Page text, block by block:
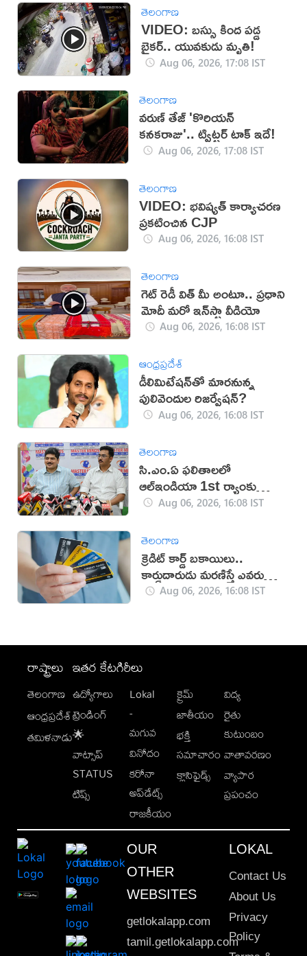
తెలంగాణ
VIDEO: బస్సు కింద పడ్డ
బైకర్.. యువకుడు మృతి!
Aug 06, 2026, 17:08 IST
తెలంగాణ
వరుణ్ తేజ్ 'కొరియన్
కనకరాజు'.. ట్విట్టర్ టాక్ ఇదే!
Aug 06, 2026, 17:08 IST
తెలంగాణ
VIDEO: భవిష్యత్ కార్యాచరణ
ప్రకటించిన CJP
Aug 06, 2026, 16:08 IST
తెలంగాణ
గెట్ రెడీ విత్ మీ అంటూ.. ప్రధాని
మోదీ మరో ఇన్‌స్టా వీడియో
Aug 06, 2026, 16:08 IST
ఆంధ్రప్రదేశ్
డీలిమిటేషన్‌తో మారనున్న
పులివెందుల రిజర్వేషన్?
Aug 06, 2026, 16:08 IST
తెలంగాణ
సి.ఎం.ఏ ఫలితాలలో
ఆల్ఇండియా 1st ర్యాంకు
సాధించిన మాస్టర్‌మైండ్స్
Aug 06, 2026, 16:08 IST
తెలంగాణ
క్రెడిట్ కార్డ్ బకాయిలు..
కార్డుదారుడు మరణిస్తే ఎవరు
చెల్లిస్తారు?
Aug 06, 2026, 16:08 IST
రాష్ట్రాలు
తెలంగాణ
ఆంధ్రప్రదేశ్
తమిళనాడు
ఇతర కేటగిరీలు
ఉద్యోగాలు
ట్రెండింగ్
🌟
వాట్సాప్
STATUS
టిప్స్
Lokal
-
మగువ
వినోదం
కరోనా
అప్‌డేట్స్
రాజకీయం
క్రైమ్
జాతీయం
భక్తి
సమాచారం
క్లాసిఫైడ్స్
విద్య
రైతు
కుటుంబం
వాతావరణం
వ్యాపార
ప్రపంచం
OUR
OTHER
WEBSITES
getlokalapp.com
tamil.getlokalapp.com
LOKAL
Contact Us
About Us
Privacy
Policy